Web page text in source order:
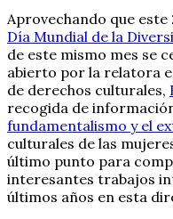
Aprovechando que este
Día Mundial de la
de este mismo mes se
abierto por la relatora
de derechos culturales,
recogida de
fundamentalismo y el
culturales de las
último punto para
interesantes trabajos
últimos años en esta